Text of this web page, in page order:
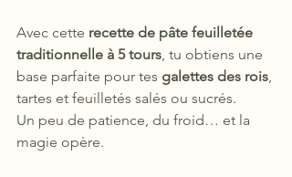
Avec cette recette de pâte feuilletée
traditionnelle à 5 tours, tu obtiens une
base parfaite pour tes galettes des rois,
tartes et feuilletés salés ou sucrés.
Un peu de patience, du froid… et la
magie opère.